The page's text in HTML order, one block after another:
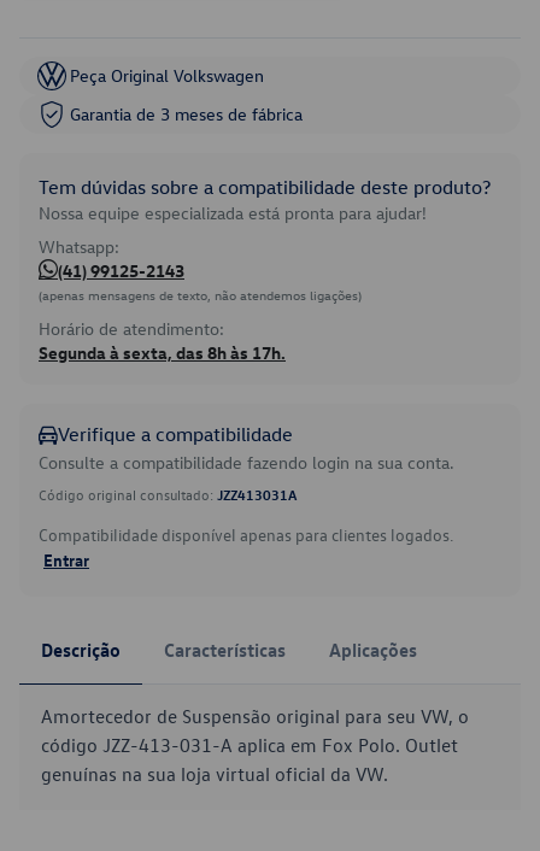
Peça Original Volkswagen
Garantia de 3 meses de fábrica
Tem dúvidas sobre a compatibilidade deste produto?
Nossa equipe especializada está pronta para ajudar!
Whatsapp:
(41) 99125-2143
(apenas mensagens de texto, não atendemos ligações)
Horário de atendimento:
Segunda à sexta, das 8h às 17h.
Verifique a compatibilidade
Consulte a compatibilidade fazendo login na sua conta.
Código original consultado: JZZ413031A
Compatibilidade disponível apenas para clientes logados.
Entrar
Descrição Características Aplicações
Amortecedor de Suspensão original para seu VW, o
código JZZ-413-031-A aplica em Fox Polo. Outlet
genuínas na sua loja virtual oficial da VW.